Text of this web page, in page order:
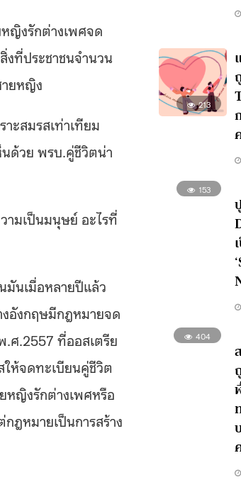
ญิงรักต่างเพศจด
งที่ประชาชนจำนวน
ยหญิง
ะสมรสเท่าเทียม
นด้วย พรบ.คู่ชีวิตน่า
ามเป็นมนุษย์ อะไรที่
นเมื่อหลายปีแล้ว
งอังกฤษมีกฎหมายจด
ศ.2557 ที่ออสเตรีย
ห้จดทะเบียนคู่ชีวิต
หญิงรักต่างเพศหรือ
ฎหมายเป็นการสร้าง
213
153
404